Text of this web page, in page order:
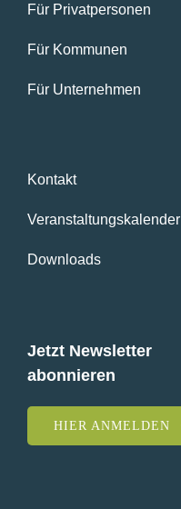
Für Privatpersonen
Für Kommunen
Für Unternehmen
Kontakt
Veranstaltungskalender
Downloads
Jetzt Newsletter
abonnieren
HIER ANMELDEN